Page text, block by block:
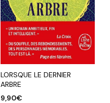
LORSQUE LE DERNIER
ARBRE
9,90€